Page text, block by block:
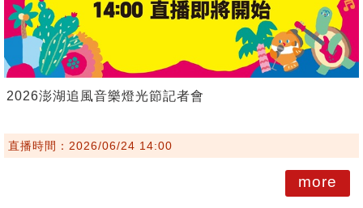
2026澎湖追風音樂燈光節記者會
直播時間：2026/06/24 14:00
more